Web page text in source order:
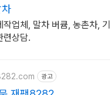
업체, 말차 버큠, 농촌차, 기
련상담.
광고